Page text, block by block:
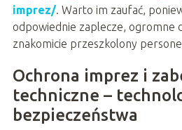
imprez/. Warto im zaufać,
odpowiednie zaplecze, ogromne
znakomicie przeszkolony
Ochrona imprez i
techniczne –
bezpieczeństwa